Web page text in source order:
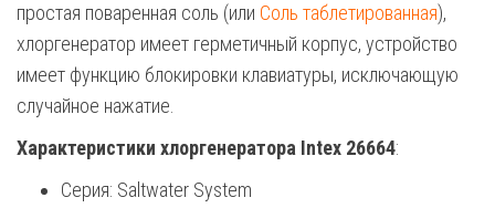
простая поваренная соль (или Соль таблетированная),
хлоргенератор имеет герметичный корпус, устройство
имеет функцию блокировки клавиатуры, исключающую
случайное нажатие.
Характеристики хлоргенератора Intex 26664:
Серия: Saltwater System